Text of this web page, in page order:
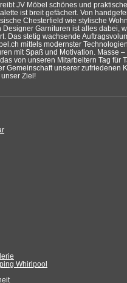
JV Möbel schönes und
ist breit gefächert. Von
Chesterfield wie stylische
Designer Garnituren ist alles dabei,
Das stetig wachsende
mittels modernster
mit Spaß und Motivation. Masse
von unseren Mitarbeitern Tag für
Gemeinschaft unserer zufriedenen
Ziel!
Whirlpool